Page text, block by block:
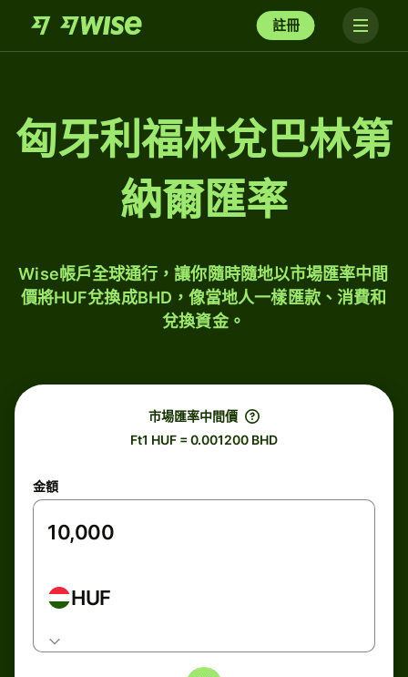
註冊
匈牙利福林兌巴林第
納爾匯率
Wise帳戶全球通行，讓你隨時隨地以市場匯率中間
價將HUF兌換成BHD，像當地人一樣匯款、消費和
兌換資金。
市場匯率中間價
Ft1 HUF = 0.001200 BHD
金額
HUF